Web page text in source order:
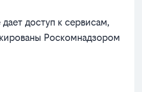
доступ к сервисам,
Роскомнадзором